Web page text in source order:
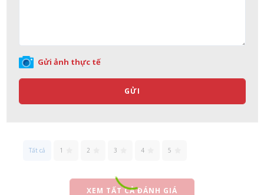
Gửi ảnh thực tế
GỬI
Tất cả 1 2 3 4 5
XEM TẤT CẢ ĐÁNH GIÁ
Nhật Bản lọ 5ml cho trẻ Sơ Sinh
07/08/2026
Đặng Hòa Khánh Yên đã mua sản phẩm Men Vi Sinh BioGaia
Milk (0-1 tuổi), hàng nội địa Nhật (hộp thiếc 800g)